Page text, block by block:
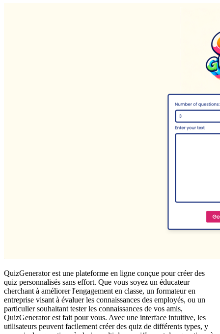
QuizGenerator est une plateforme en ligne conçue pour créer des
quiz personnalisés sans effort. Que vous soyez un éducateur
cherchant à améliorer l'engagement en classe, un formateur en
entreprise visant à évaluer les connaissances des employés, ou un
particulier souhaitant tester les connaissances de vos amis,
QuizGenerator est fait pour vous. Avec une interface intuitive, les
utilisateurs peuvent facilement créer des quiz de différents types, y